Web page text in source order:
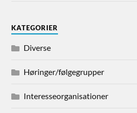
KATEGORIER
Diverse
Høringer/følgegrupper
Interesseorganisationer